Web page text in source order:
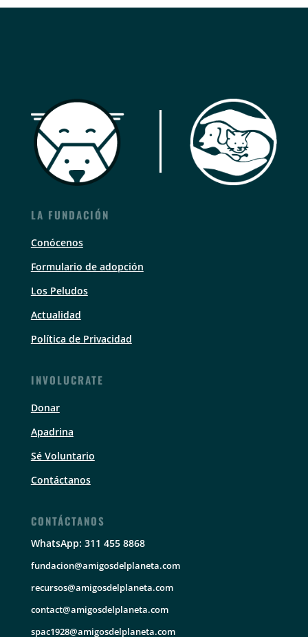
LA FUNDACIÓN
Conócenos
Formulario de adopción
Los Peludos
Actualidad
Política de Privacidad
INVOLUCRATE
Donar
Apadrina
Sé Voluntario
Contáctanos
CONTÁCTANOS
WhatsApp: 311 455 8868
fundacion@amigosdelplaneta.com
recursos@amigosdelplaneta.com
contact@amigosdelplaneta.com
spac1928@amigosdelplaneta.com